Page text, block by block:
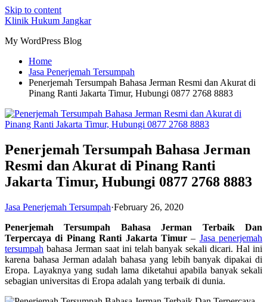
Skip to content
Klinik Hukum Jangkar
My WordPress Blog
Home
Jasa Penerjemah Tersumpah
Penerjemah Tersumpah Bahasa Jerman Resmi dan Akurat di
Pinang Ranti Jakarta Timur, Hubungi 0877 2768 8883
Penerjemah Tersumpah Bahasa Jerman
Resmi dan Akurat di Pinang Ranti
Jakarta Timur, Hubungi 0877 2768 8883
Jasa Penerjemah Tersumpah·February 26, 2020
Penerjemah Tersumpah Bahasa Jerman Terbaik Dan
Terpercaya di Pinang Ranti Jakarta Timur– Jasa penerjemah
tersumpah bahasa Jerman saat ini telah banyak sekali dicari. Hal ini
karena bahasa Jerman adalah bahasa yang lebih banyak dipakai di
Eropa. Layaknya yang sudah lama diketahui apabila banyak sekali
sebagian universitas di Eropa adalah yang terbaik di dunia.